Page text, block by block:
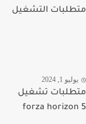
التشغيل
1, 2024
تشغيل
forza